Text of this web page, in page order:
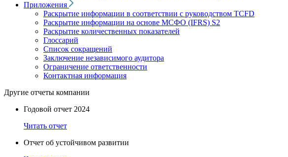
Приложения
Раскрытие информации в соответствии с руководством TCFD
Раскрытие информации на основе МСФО (IFRS) S2
Раскрытие количественных показателей
Глоссарий
Список сокращений
Заключение независимого аудитора
Ограничение ответственности
Контактная информация
Другие отчеты компании
Годовой отчет 2024
Читать отчет
Отчет об устойчивом развитии